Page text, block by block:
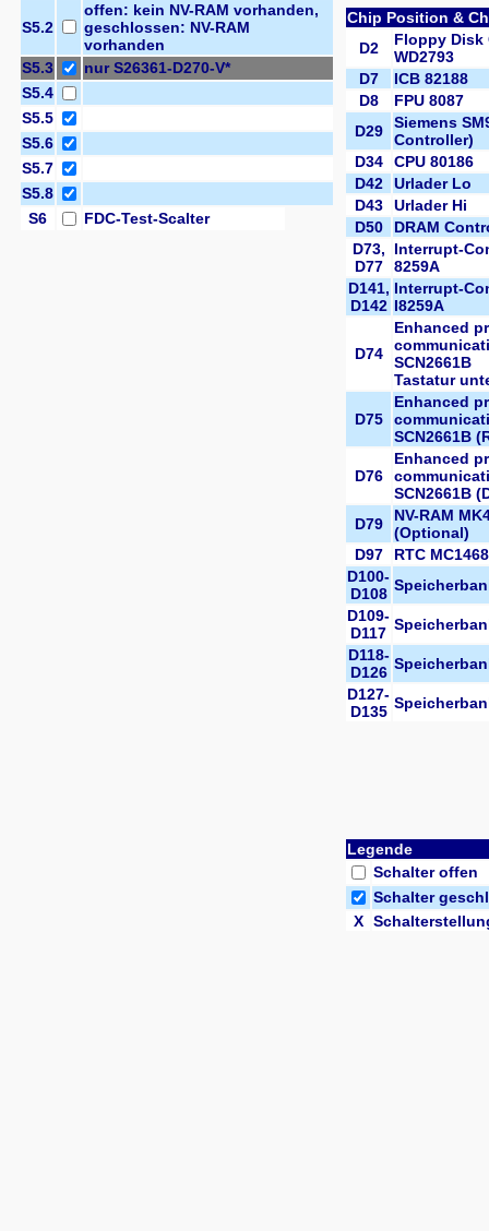
S5.2
offen: kein NV-RAM vorhanden,
geschlossen: NV-RAM
vorhanden
S5.3
nur S26361-D270-V*
S5.4
S5.5
S5.6
S5.7
S5.8
S6
FDC-Test-Scalter
Chip Position &
D2
Floppy Disk
WD2793
D7
ICB 82188
D8
FPU 8087
D29
Siemens
Controller)
D34
CPU 80186
D42
Urlader Lo
D43
Urlader Hi
D50
DRAM
D73,
D77
Interrupt-
8259A
D141,
D142
Interrupt-
I8259A
D74
Enhanced
SCN2661B
Tastatur
D75
Enhanced
SCN2661B
D76
Enhanced
SCN2661B
D79
NV-RAM
(Optional)
D97
RTC
D100-
D108
D109-
D117
D118-
D126
D127-
D135
Legende
Schalter offen
Schalter
X